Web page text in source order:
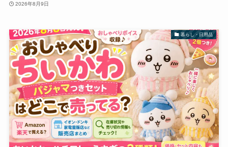
2026年8月9日
暮らし・日用品